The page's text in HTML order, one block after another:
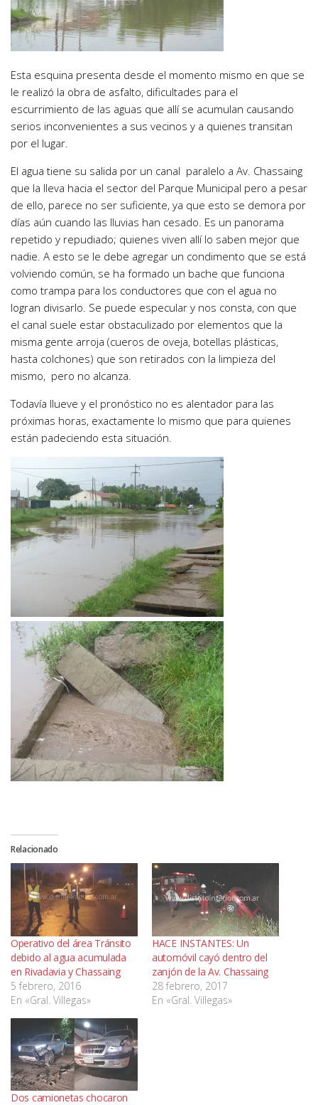
Esta esquina presenta desde el momento mismo en que se
le realizó la obra de asfalto, dificultades para el
escurrimiento de las aguas que allí se acumulan causando
serios inconvenientes a sus vecinos y a quienes transitan
por el lugar.
El agua tiene su salida por un canal paralelo a Av. Chassaing
que la lleva hacia el sector del Parque Municipal pero a pesar
de ello, parece no ser suficiente, ya que esto se demora por
días aún cuando las lluvias han cesado. Es un panorama
repetido y repudiado; quienes viven allí lo saben mejor que
nadie. A esto se le debe agregar un condimento que se está
volviendo común, se ha formado un bache que funciona
como trampa para los conductores que con el agua no
logran divisarlo. Se puede especular y nos consta, con que
el canal suele estar obstaculizado por elementos que la
misma gente arroja (cueros de oveja, botellas plásticas,
hasta colchones) que son retirados con la limpieza del
mismo, pero no alcanza.
Todavía llueve y el pronóstico no es alentador para las
próximas horas, exactamente lo mismo que para quienes
están padeciendo esta situación.
Relacionado
Operativo del área Tránsito
debido al agua acumulada
en Rivadavia y Chassaing
5 febrero, 2016
En «Gral. Villegas»
HACE INSTANTES: Un
automóvil cayó dentro del
zanjón de la Av. Chassaing
28 febrero, 2017
En «Gral. Villegas»
Dos camionetas chocaron